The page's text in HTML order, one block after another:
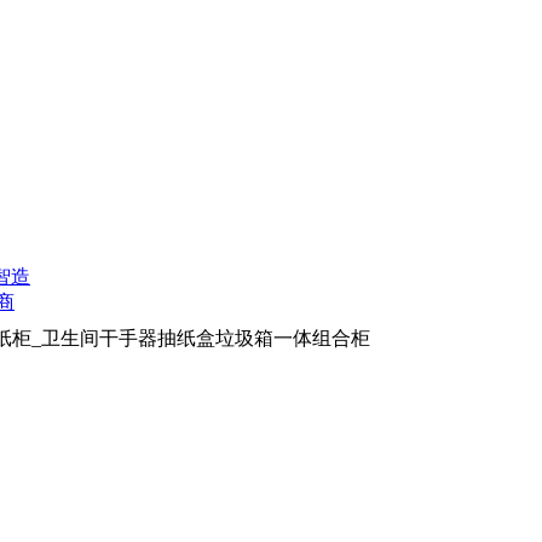
柜_卫生间干手器抽纸盒垃圾箱一体组合柜